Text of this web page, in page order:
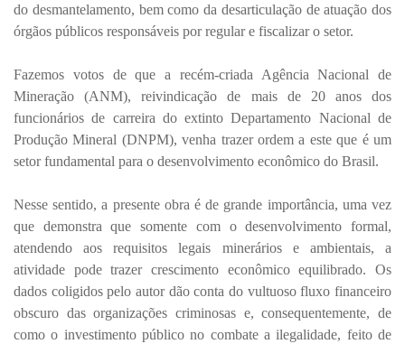
do desmantelamento, bem como da desarticulação de atuação dos
órgãos públicos responsáveis por regular e fiscalizar o setor.
Fazemos votos de que a recém-criada Agência Nacional de
Mineração (ANM), reivindicação de mais de 20 anos dos
funcionários de carreira do extinto Departamento Nacional de
Produção Mineral (DNPM), venha trazer ordem a este que é um
setor fundamental para o desenvolvimento econômico do Brasil.
Nesse sentido, a presente obra é de grande importância, uma vez
que demonstra que somente com o desenvolvimento formal,
atendendo aos requisitos legais minerários e ambientais, a
atividade pode trazer crescimento econômico equilibrado. Os
dados coligidos pelo autor dão conta do vultuoso fluxo financeiro
obscuro das organizações criminosas e, consequentemente, de
como o investimento público no combate a ilegalidade, feito de